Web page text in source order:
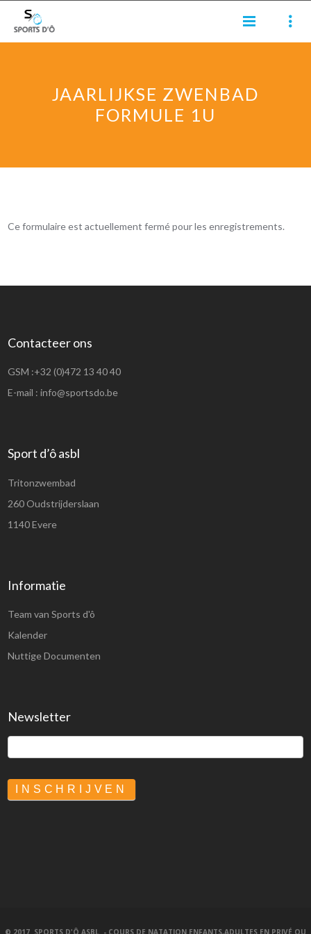
JAARLIJKSE ZWENBAD
FORMULE 1U
Ce formulaire est actuellement fermé pour les enregistrements.
Contacteer ons
GSM :+32 (0)472 13 40 40
E-mail :info@sportsdo.be
Sport d’ô asbl
Tritonzwembad
260 Oudstrijderslaan
1140 Evere
Informatie
Team van Sports d'ô
Kalender
Nuttige Documenten
Newsletter
INSCHRIJVEN
© 2017 SPORTS D'Ô ASBL - COURS DE NATATION ENFANTS,ADULTES EN PRIVÉ OU